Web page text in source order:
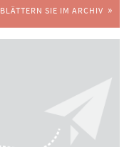
BLÄTTERN SIE IM ARCHIV